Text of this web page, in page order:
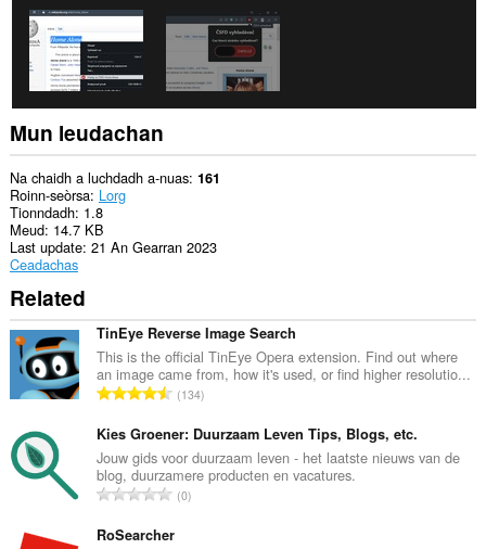
Mun leudachan
Na chaidh a luchdadh a-nuas 161
Roinn-seòrsa Lorg
Tionndadh 1.8
Meud 14.7 KB
Last update 21 An Gearran 2023
Ceadachas
Related
TinEye Reverse Image Search
This is the official TinEye Opera extension. Find out where
an image came from, how it's used, or find higher resolutio...
R
n
g
a
c
a
134
Kies Groener: Duurzaam Leven Tips, Blogs, etc.
Jouw gids voor duurzaam leven - het laatste nieuws van de
blog, duurzamere producten en vacatures.
R
n
0
RoSearcher